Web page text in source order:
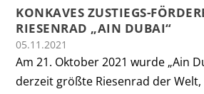
KONKAVES ZUSTIEGS-
RIESENRAD „AIN DUBAI“
05.11.2021
Am 21. Oktober 2021 wurde „Ain
derzeit größte Riesenrad der